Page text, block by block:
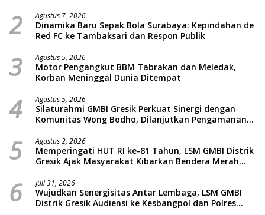
2 Agustus 7, 2026
Dinamika Baru Sepak Bola Surabaya: Kepindahan de
Red FC ke Tambaksari dan Respon Publik
3 Agustus 5, 2026
Motor Pengangkut BBM Tabrakan dan Meledak,
Korban Meninggal Dunia Ditempat
4 Agustus 5, 2026
Silaturahmi GMBI Gresik Perkuat Sinergi dengan
Komunitas Wong Bodho, Dilanjutkan Pengamanan
Massal dan Santunan Anak Yatim
5 Agustus 2, 2026
Memperingati HUT RI ke-81 Tahun, LSM GMBI Distrik
Gresik Ajak Masyarakat Kibarkan Bendera Merah
6 Juli 31, 2026
Wujudkan Senergisitas Antar Lembaga, LSM GMBI
Distrik Gresik Audiensi ke Kesbangpol dan Polres